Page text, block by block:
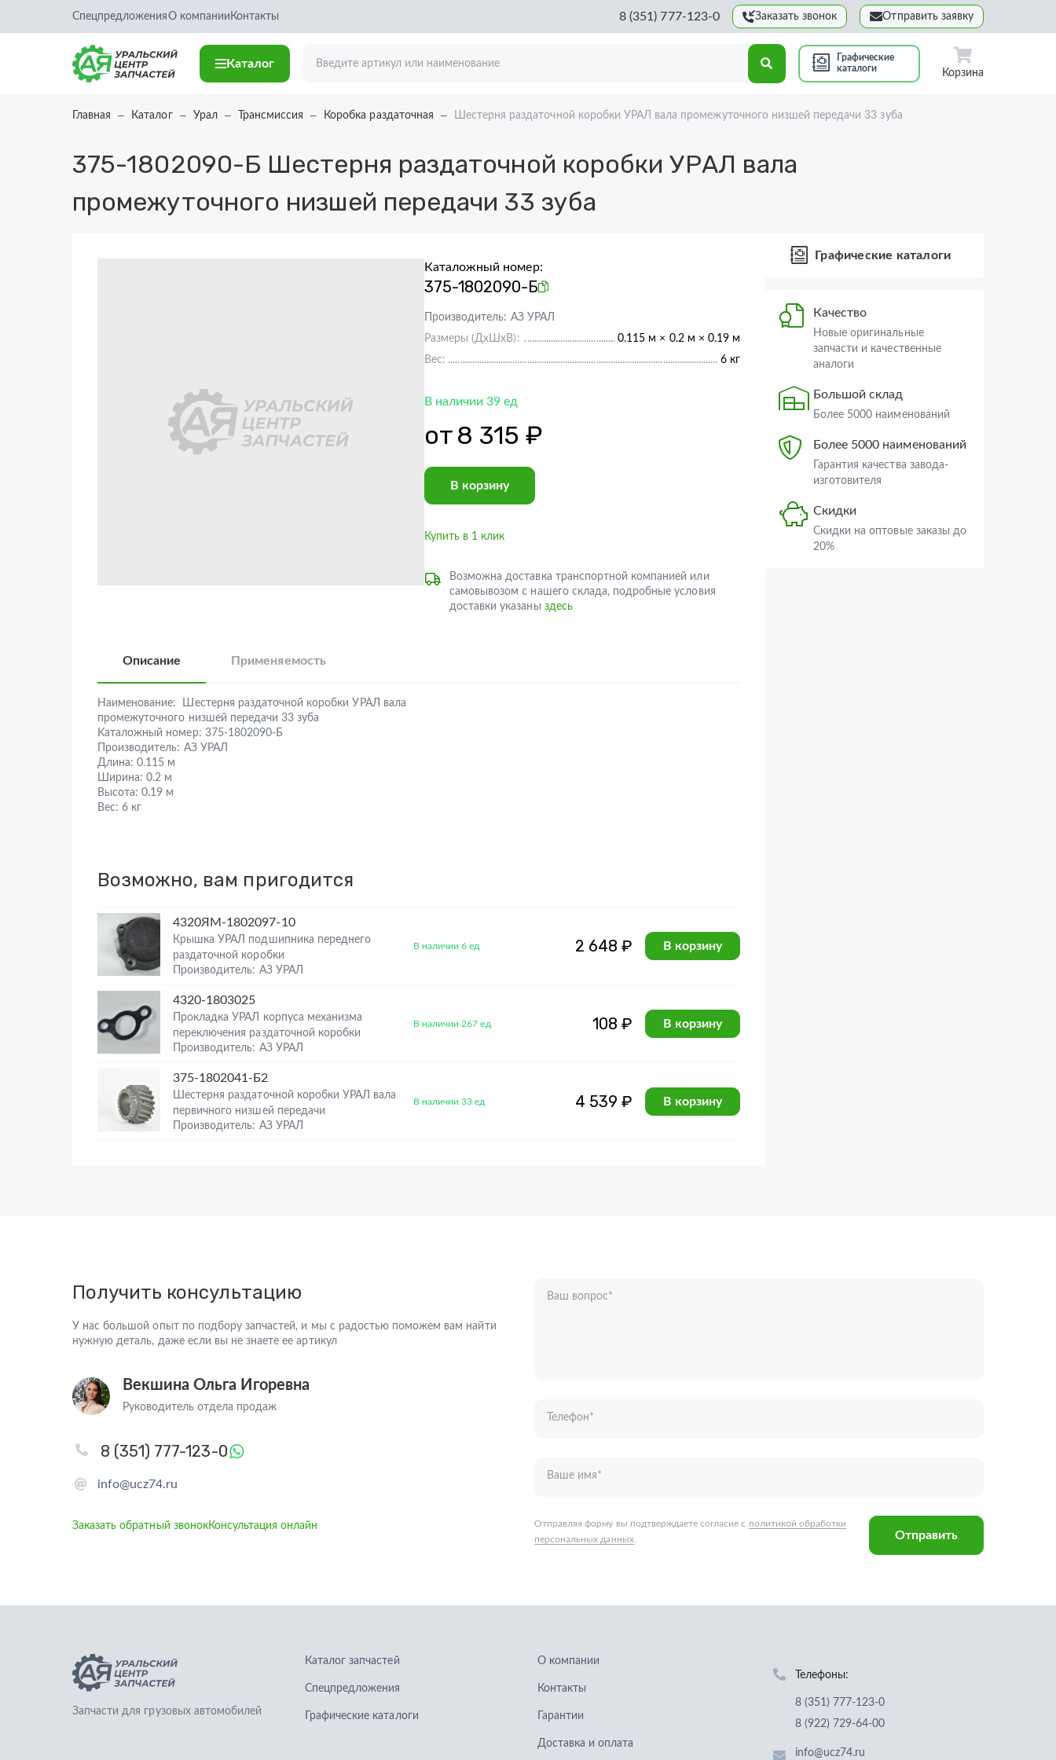
СпецпредложенияО компании Контакты 8 (351) 777-123-0 Заказать звонок Отправить заявку
Каталог
Графические
каталоги
Корзина
Главная Каталог Урал Трансмиссия Коробка раздаточная Шестерня раздаточной коробки УРАЛ вала промежуточного низшей передачи 33 зуба
375-1802090-Б Шестерня раздаточной коробки УРАЛ вала
промежуточного низшей передачи 33 зуба
Каталожный номер:
375-1802090-Б
Производитель: АЗ УРАЛ
Размеры (ДхШхВ):
0.115 м × 0.2 м × 0.19 м
Вес:
6 кг
В наличии 39 ед
от8 315 ₽
В корзину
Купить в 1 клик
Возможна доставка транспортной компанией или
самовывозом с нашего склада, подробные условия
доставки указаны здесь
Описание Применяемость
Наименование:
Шестерня раздаточной коробки УРАЛ вала
промежуточного низшей передачи 33 зуба
Каталожный номер: 375-1802090-Б
Производитель: АЗ УРАЛ
Длина: 0.115 м
Ширина: 0.2 м
Высота: 0.19 м
Вес: 6 кг
Возможно, вам пригодится
4320ЯМ-1802097-10
Крышка УРАЛ подшипника переднего
раздаточной коробки
Производитель: АЗ УРАЛ
В наличии 6 ед 2 648 ₽ В корзину
4320-1803025
Прокладка УРАЛ корпуса механизма
переключения раздаточной коробки
Производитель: АЗ УРАЛ
В наличии 267 ед 108 ₽ В корзину
375-1802041-Б2
Шестерня раздаточной коробки УРАЛ вала
первичного низшей передачи
Производитель: АЗ УРАЛ
В наличии 33 ед 4 539 ₽ В корзину
Графические каталоги
Качество
Новые оригинальные
запчасти и качественные
аналоги
Большой склад
Более 5000 наименований
Более 5000 наименований
Гарантия качества завода-
изготовителя
Скидки
Скидки на оптовые заказы до
20%
Получить консультацию
У нас большой опыт по подбору запчастей, и мы с радостью поможем вам найти
нужную деталь, даже если вы не знаете ее артикул
Векшина Ольга Игоревна
Руководитель отдела продаж
info@ucz74.ru
8 (351) 777-123-0
Заказать обратный звонокКонсультация онлайн
Ваш вопрос*
Запчасти для грузовых автомобилей
Спецпредложения
Графические каталоги
Контакты
Гарантии
Доставка и оплата
8 (351) 777-123-0
8 (922) 729-64-00
info@ucz74.ru